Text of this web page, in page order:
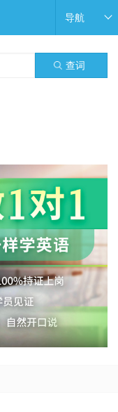
导航
查词